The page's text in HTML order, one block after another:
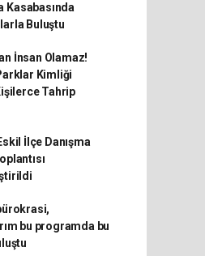
Kasabasında
Buluştu
İnsan Olamaz!
Kimliği
Tahrip
İlçe Danışma
bu programda bu